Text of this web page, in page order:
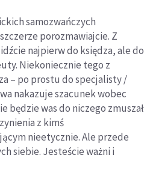
samozwańczych
porozmawiajcie. Z
najpierw do księdza, ale do
Niekoniecznie tego z
– po prostu do specjalisty /
nakazuje szacunek wobec
będzie was do niczego zmuszał
z kimś
nieetycznie. Ale przede
siebie. Jesteście ważni i